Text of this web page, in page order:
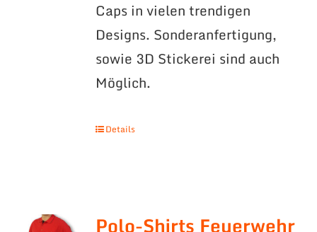
Caps in vielen trendigen
Designs. Sonderanfertigung,
sowie 3D Stickerei sind auch
Möglich.
Details
Polo-Shirts Feuerwehr